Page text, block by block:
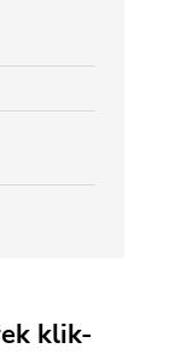
klik-